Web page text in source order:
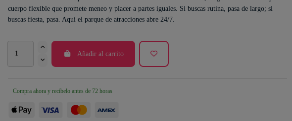
cuerpo flexible que promete meneo y placer a partes iguales. Si buscas rutina, pasa de largo; si
buscas fiesta, pasa. Aquí el parque de atracciones abre 24/7.
Añadir al carrito
Compra ahora y recíbelo antes de 72 horas